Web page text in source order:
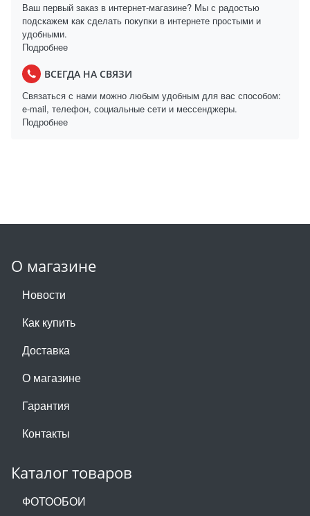
Ваш первый заказ в интернет-магазине? Мы с радостью
подскажем как сделать покупки в интернете простыми и
удобными.
Подробнее
ВСЕГДА НА СВЯЗИ
Связаться с нами можно любым удобным для вас способом:
e-mail, телефон, социальные сети и мессенджеры.
Подробнее
О магазине
Новости
Как купить
Доставка
О магазине
Гарантия
Контакты
Каталог товаров
ФОТООБОИ